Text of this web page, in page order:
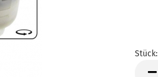
Stück:
Stück